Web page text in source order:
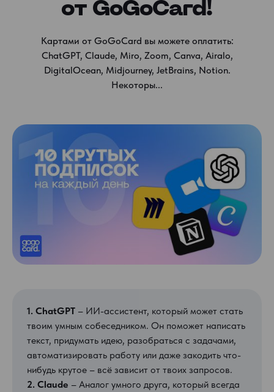
от GoGoCard!
Картами от GoGoCard вы можете оплатить:
ChatGPT, Claude, Miro, Zoom, Canva, Airalo,
DigitalOcean, Midjourney, JetBrains, Notion.
Некоторы...
1. ChatGPT – ИИ-ассистент, который может стать
твоим умным собеседником. Он поможет написать
текст, придумать идею, разобраться с задачами,
автоматизировать работу или даже закодить что-
нибудь крутое – всё зависит от твоих запросов.
2. Claude – Аналог умного друга, который всегда